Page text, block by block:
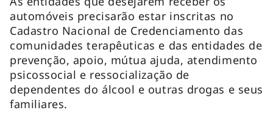
automóveis precisarão estar inscritas no
Cadastro Nacional de Credenciamento das
comunidades terapêuticas e das entidades de
prevenção, apoio, mútua ajuda, atendimento
psicossocial e ressocialização de
dependentes do álcool e outras drogas e seus
familiares.